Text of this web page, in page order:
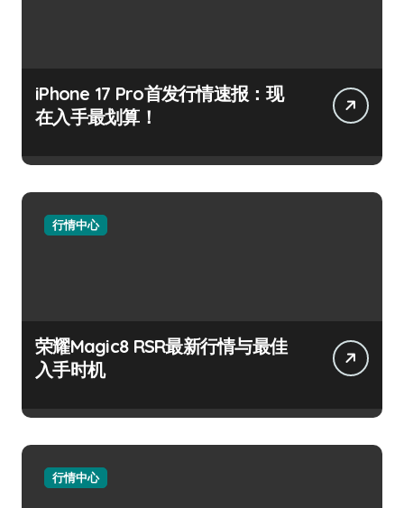
iPhone 17 Pro首发行情速报：现
在入手最划算！
行情中心
荣耀Magic8 RSR最新行情与最佳
入手时机
行情中心